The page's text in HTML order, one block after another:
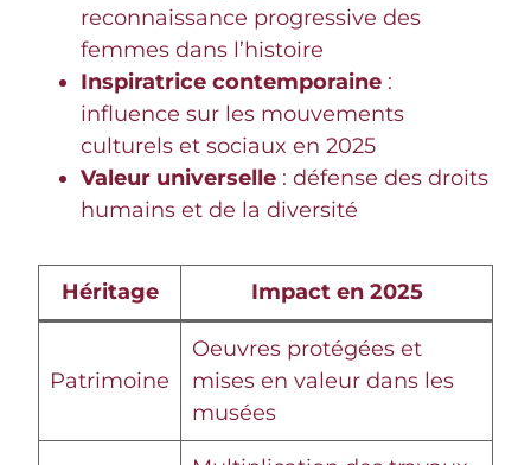
reconnaissance progressive des
femmes dans l’histoire
Inspiratrice contemporaine :
influence sur les mouvements
culturels et sociaux en 2025
Valeur universelle : défense des droits
humains et de la diversité
Héritage Impact en 2025
Patrimoine
Oeuvres protégées et
mises en valeur dans les
musées